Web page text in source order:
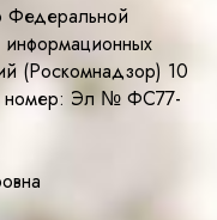
Федеральной
(Роскомнадзор) 10
номер: Эл № ФС77-